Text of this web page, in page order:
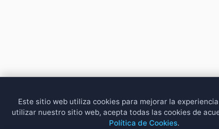
15 músicas online
Nipo
3 músicas online
Gospel
Hip Hop
Musica Clasica
Musica Disco
Musica Indu
Este sitio web utiliza cookies para mejorar la
utilizar nuestro sitio web, acepta todas las cookies de
Política de Cookies.